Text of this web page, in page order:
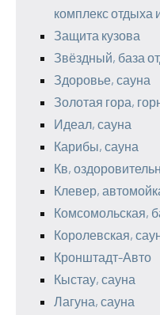
комплекс отдыха
Защита кузова
Звёздный, база
Здоровье, сауна
Золотая гора,
Идеал, сауна
Карибы, сауна
Кв,
Клевер,
Комсомольская,
Королевская,
Кронштадт-Авто
Кыстау, сауна
Лагуна, сауна